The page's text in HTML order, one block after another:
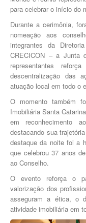
para celebrar o início do
Durante a cerimônia,
nomeação aos
integrantes da
CRECICON – a Junta
representantes
descentralização das
atuação local em todo o
O momento também
Imobiliária Santa
em reconhecimento
destacando sua
destaque da noite foi a
que celebrou 37 anos
ao Conselho.
O evento reforça o
valorização dos
asseguram a ética, o
atividade imobiliária em